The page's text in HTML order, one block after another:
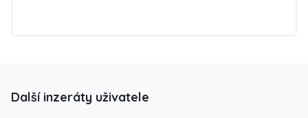
Další inzeráty uživatele